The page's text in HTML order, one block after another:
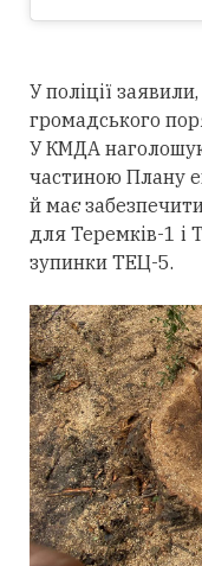
У поліції
громадського
У КМДА
частиною Плану
й має
для Теремків-1 і
зупинки ТЕЦ-5.